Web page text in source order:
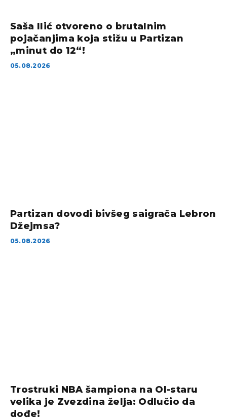
Saša Ilić otvoreno o brutalnim
pojačanjima koja stižu u Partizan
„minut do 12“!
05.08.2026
Partizan dovodi bivšeg saigrača Lebron
Džejmsa?
05.08.2026
Trostruki NBA šampiona na Ol-staru
velika je Zvezdina želja: Odlučio da
dođe!